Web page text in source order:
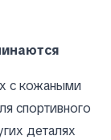
с кожаными
спортивного
деталях